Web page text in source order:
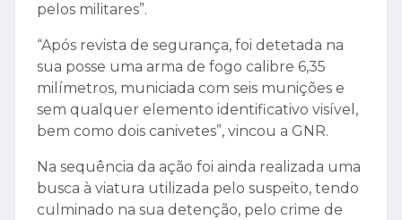
pelos militares”.
“Após revista de segurança, foi detetada na
sua posse uma arma de fogo calibre 6,35
milímetros, municiada com seis munições e
sem qualquer elemento identificativo visível,
bem como dois canivetes”, vincou a GNR.
Na sequência da ação foi ainda realizada uma
busca à viatura utilizada pelo suspeito, tendo
culminado na sua detenção, pelo crime de